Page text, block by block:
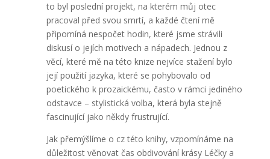
to byl poslední projekt, na kterém můj otec
pracoval před svou smrtí, a každé čtení mě
připomíná nespočet hodin, které jsme strávili
diskusí o jejích motivech a nápadech. Jednou z
věcí, které mě na této knize nejvíce stažení bylo
její použití jazyka, které se pohybovalo od
poetického k prozaickému, často v rámci jediného
odstavce – stylistická volba, která byla stejně
fascinující jako někdy frustrující.
Jak přemýšlíme o cz této knihy, vzpomínáme na
důležitost věnovat čas obdivování krásy Léčky a